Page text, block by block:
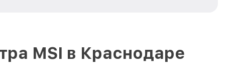
MSI в Краснодаре